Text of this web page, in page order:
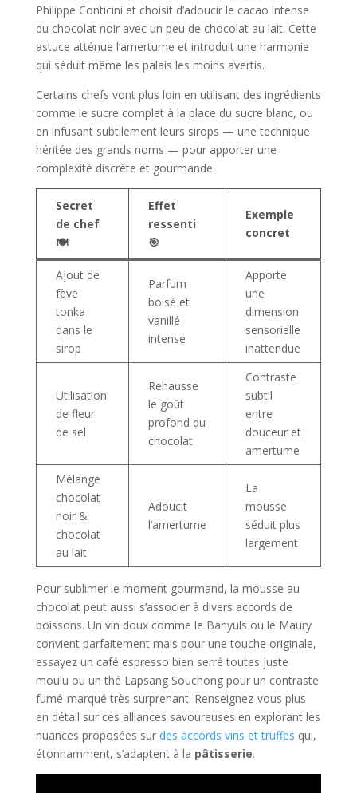
Philippe Conticini et choisit d’adoucir le cacao intense
du chocolat noir avec un peu de chocolat au lait. Cette
astuce atténue l’amertume et introduit une harmonie
qui séduit même les palais les moins avertis.
Certains chefs vont plus loin en utilisant des ingrédients
comme le sucre complet à la place du sucre blanc, ou
en infusant subtilement leurs sirops — une technique
héritée des grands noms — pour apporter une
complexité discrète et gourmande.
Secret
de chef
🍽️
Effet
ressenti
🎯
Exemple
concret
Ajout de
fève
tonka
dans le
sirop
Parfum
boisé et
vanillé
intense
Apporte
une
dimension
sensorielle
inattendue
Utilisation
de fleur
de sel
Rehausse
le goût
profond du
chocolat
Contraste
subtil
entre
douceur et
amertume
Mélange
chocolat
noir &
chocolat
au lait
Adoucit
l’amertume
La
mousse
séduit plus
largement
Pour sublimer le moment gourmand, la mousse au
chocolat peut aussi s’associer à divers accords de
boissons. Un vin doux comme le Banyuls ou le Maury
convient parfaitement mais pour une touche originale,
essayez un café espresso bien serré toutes juste
moulu ou un thé Lapsang Souchong pour un contraste
fumé-marqué très surprenant. Renseignez-vous plus
en détail sur ces alliances savoureuses en explorant les
nuances proposées sur des accords vins et truffes qui,
étonnamment, s’adaptent à la pâtisserie.